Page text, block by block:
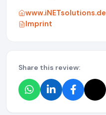
www.iNETsolutions.de
Imprint
Share this review: